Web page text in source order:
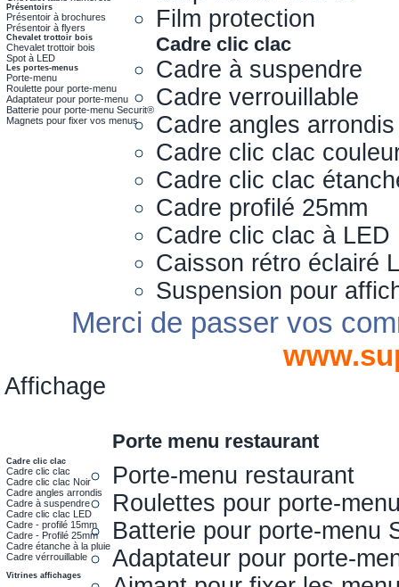
Présentoirs
Présentoir à brochures
Présentoir à flyers
Chevalet trottoir bois
Chevalet trottoir bois
Spot à LED
Les portes-menus
Porte-menu
Roulette pour porte-menu
Adaptateur pour porte-menu
Batterie pour porte-menu Securit®
Magnets pour fixer vos menus
Film protection
Cadre clic clac
Cadre à suspendre
Cadre verrouillable
Cadre angles arrondis
Cadre clic clac
Cadre clic clac
Cadre profilé 25mm
Cadre clic clac à LED
Caisson rétro éclairé
Suspension pour
Merci de passer vos
Affichage
Cadre clic clac
Cadre clic clac
Cadre clic clac Noir
Cadre angles arrondis
Cadre à suspendre
Cadre clic clac LED
Cadre - profilé 15mm
Cadre - Profilé 25mm
Cadre étanche à la pluie
Cadre vérrouillable
Vitrines affichages
Porte menu restaurant
Porte-menu restaurant
Roulettes pour porte-
Batterie pour porte-menu
Adaptateur pour porte-